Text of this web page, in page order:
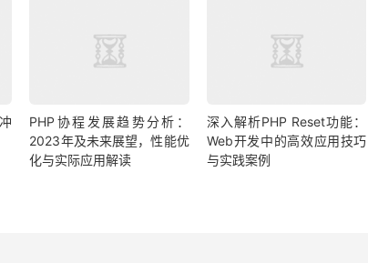
PHP协程发展趋势分析：
2023年及未来展望，性能优
化与实际应用解读
深入解析PHP Reset功能：
Web开发中的高效应用技巧
与实践案例